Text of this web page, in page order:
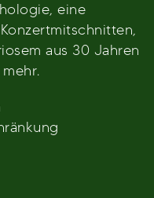
eine
aus 30 Jahren